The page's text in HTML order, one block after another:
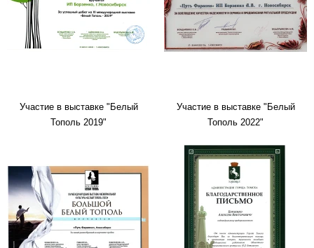
Участие в выставке "Белый
Тополь 2019"
Участие в выставке "Белый
Тополь 2022"